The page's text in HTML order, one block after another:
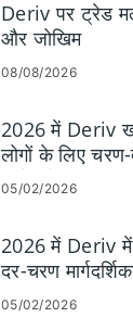
Deriv पर ट्रेड
और जोखिम
08/08/2026
2026 में Deriv
लोगों के लिए
मार्गदर्शिका
05/02/2026
2026 में Deriv
दर-चरण
समाधान
05/02/2026